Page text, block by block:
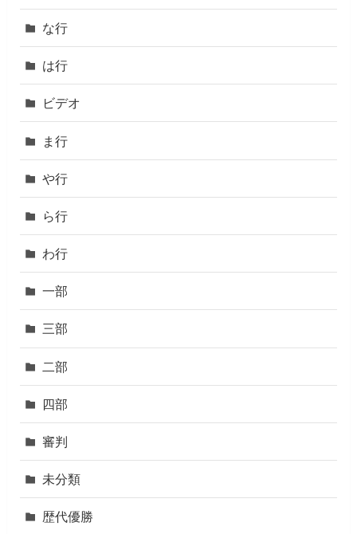
な行
は行
ビデオ
ま行
や行
ら行
わ行
一部
三部
二部
四部
審判
未分類
歴代優勝